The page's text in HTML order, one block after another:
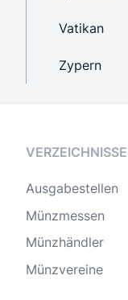
Vatikan
Zypern
VERZEICHNISSE
Ausgabestellen
Münzmessen
Münzhändler
Münzvereine